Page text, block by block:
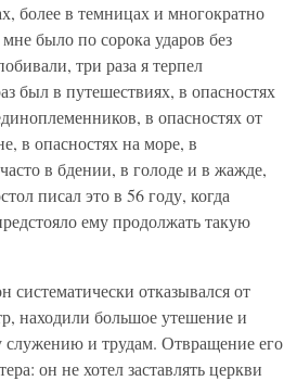
более в темницах и многократно
было по сорока ударов без
три раза я терпел
был в путешествиях, в опасностях
в опасностях от
в опасностях на море, в
в бдении, в голоде и в жажде,
писал это в 56 году, когда
ему продолжать такую
отказывался от
находили большое утешение и
служению и трудам. Отвращение его
он не хотел заставлять церкви